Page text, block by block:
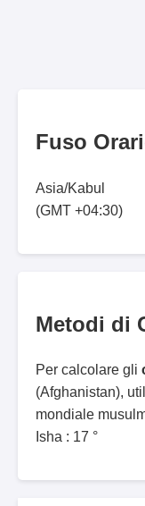
Fuso
Asia/Kabul
(GMT +04:30)
Metodi di
Per calcolare gli
(Afghanistan),
mondiale
Isha : 17 °